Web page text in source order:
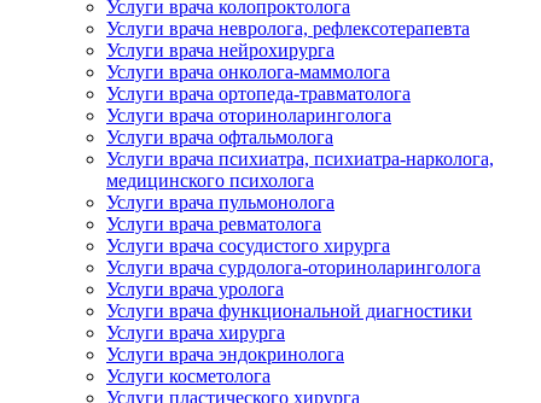
Услуги врача колопроктолога
Услуги врача невролога, рефлексотерапевта
Услуги врача нейрохирурга
Услуги врача онколога-маммолога
Услуги врача ортопеда-травматолога
Услуги врача оториноларинголога
Услуги врача офтальмолога
Услуги врача психиатра, психиатра-нарколога,
медицинского психолога
Услуги врача пульмонолога
Услуги врача ревматолога
Услуги врача сосудистого хирурга
Услуги врача сурдолога-оториноларинголога
Услуги врача уролога
Услуги врача функциональной диагностики
Услуги врача хирурга
Услуги врача эндокринолога
Услуги косметолога
Услуги пластического хирурга